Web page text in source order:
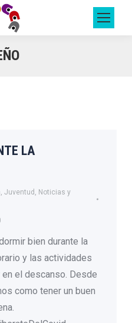
LA
, Juventud , Noticias y
bien durante la
y las actividades
el descanso. Desde
como tener un buen